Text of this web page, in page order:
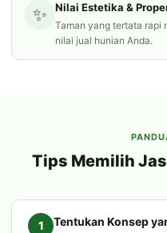
✨ Nilai Estetika &
Taman yang tertata rapi
nilai jual hunian Anda.
Tips Memilih
1 Tentukan Konsep